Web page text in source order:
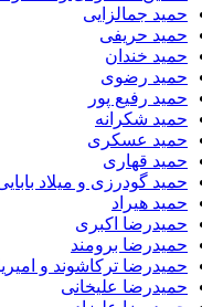
پور
و میلاد بابایی
اکبری
برومند
ترکاشوند و امیریل ارجمند
علیخانی